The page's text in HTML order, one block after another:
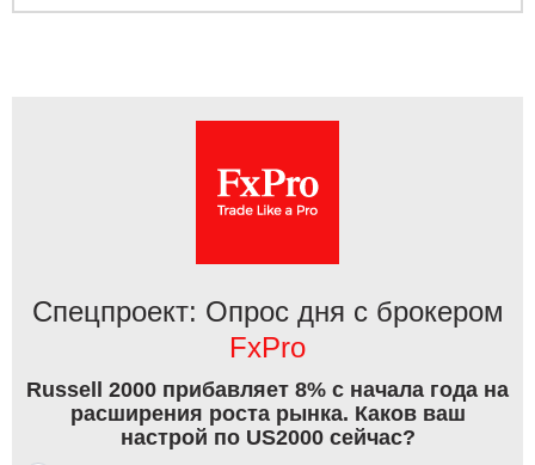
Спецпроект: Опрос дня с брокером
FxPro
Russell 2000 прибавляет 8% с начала года на
расширения роста рынка. Каков ваш
настрой по US2000 сейчас?